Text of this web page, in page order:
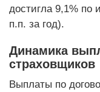
достигла 9,1% по
п.п. за год).
Динамика
страховщиков
Выплаты по